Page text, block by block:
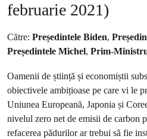
februarie 2021)
Către: Președintele Biden,
Președintele Michel, Prim-
Oamenii de știință și economiștii
obiectivele ambițioase pe care vi le
Uniunea Europeană, Japonia și
nivelul zero net de emisii de carbon
refacerea pădurilor ar trebui să fie